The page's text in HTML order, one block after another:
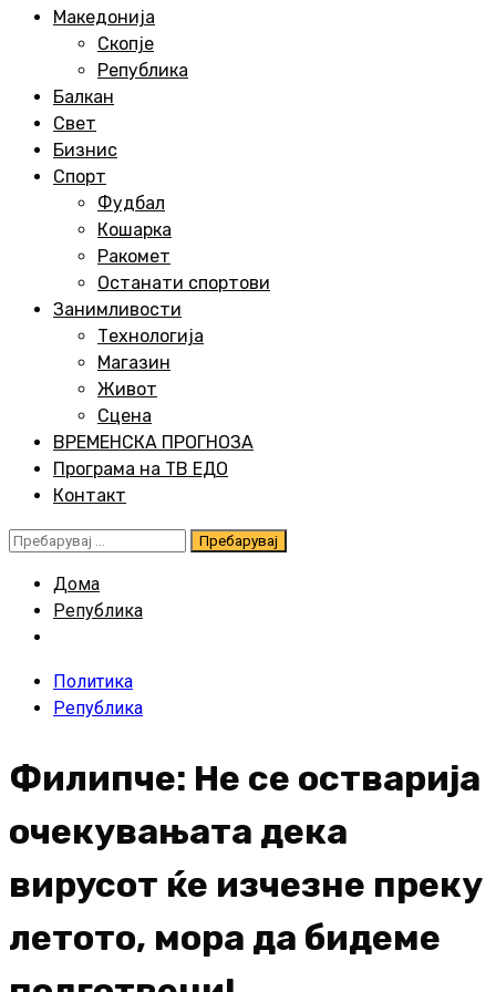
Македонија
Скопје
Република
Балкан
Свет
Бизнис
Спорт
Фудбал
Кошарка
Ракомет
Останати спортови
Занимливости
Технологија
Магазин
Живот
Сцена
ВРЕМЕНСКА ПРОГНОЗА
Програма на ТВ ЕДО
Контакт
Пребарувај
Дома
Република
Политика
Република
Филипче: Не се остварија
очекувањата дека
вирусот ќе изчезне преку
летото, мора да бидеме